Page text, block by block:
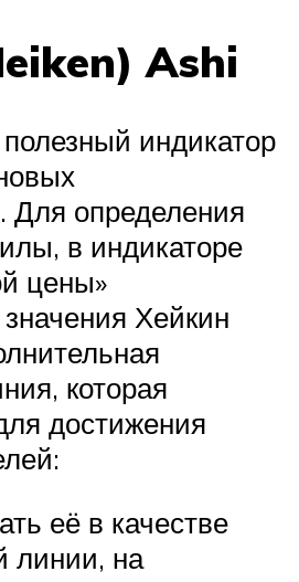
Ashi
индикатор
Для определения
в индикаторе
цены»
Хейкин
которая
достижения
её в качестве
линии, на